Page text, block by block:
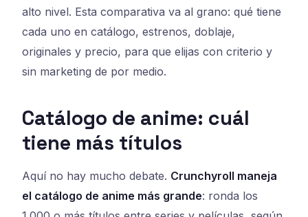
alto nivel. Esta comparativa va al grano: qué tiene
cada uno en catálogo, estrenos, doblaje,
originales y precio, para que elijas con criterio y
sin marketing de por medio.
Catálogo de anime: cuál
tiene más títulos
Aquí no hay mucho debate. Crunchyroll maneja
el catálogo de anime más grande: ronda los